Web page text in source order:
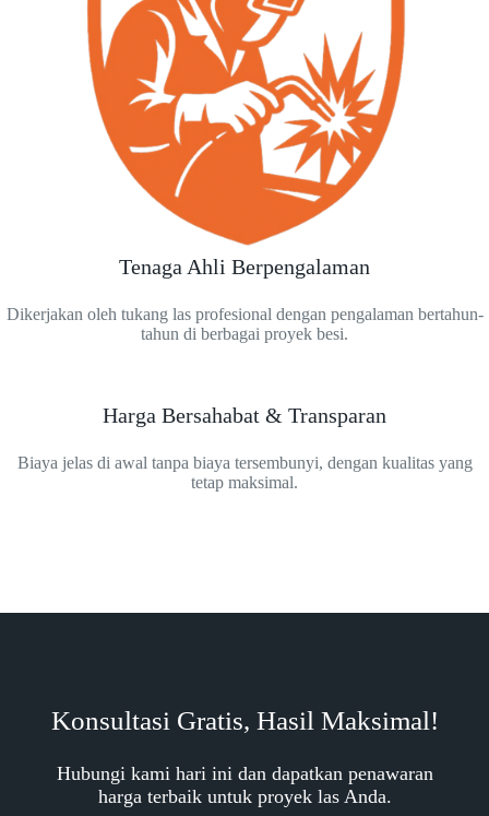
Tenaga Ahli Berpengalaman
Dikerjakan oleh tukang las profesional dengan pengalaman bertahun-
tahun di berbagai proyek besi.
Harga Bersahabat & Transparan
Biaya jelas di awal tanpa biaya tersembunyi, dengan kualitas yang
tetap maksimal.
Konsultasi Gratis, Hasil Maksimal!
Hubungi kami hari ini dan dapatkan penawaran
harga terbaik untuk proyek las Anda.